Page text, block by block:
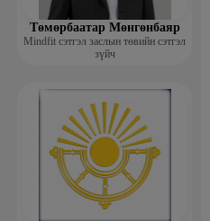
Төмөрбаатар Мөнгөнбаяр
Mindfit сэтгэл заслын төвийн сэтгэл
зүйч